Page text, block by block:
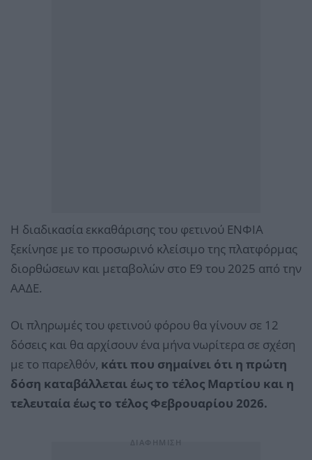
Η διαδικασία εκκαθάρισης του φετινού ΕΝΦΙΑ
ξεκίνησε με το προσωρινό κλείσιμο της πλατφόρμας
διορθώσεων και μεταβολών στο Ε9 του 2025 από την
ΑΑΔΕ.
Οι πληρωμές του φετινού φόρου θα γίνουν σε 12
δόσεις και θα αρχίσουν ένα μήνα νωρίτερα σε σχέση
με το παρελθόν, κάτι που σημαίνει ότι η πρώτη
δόση καταβάλλεται έως το τέλος Μαρτίου και η
τελευταία έως το τέλος Φεβρουαρίου 2026.